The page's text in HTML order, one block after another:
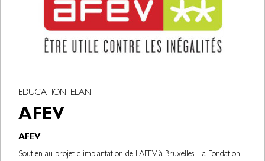
EDUCATION, ELAN
AFEV
AFEV
Soutien au projet d’implantation de l’AFEV à Bruxelles. La Fondation